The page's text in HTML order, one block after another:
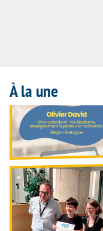
À la une